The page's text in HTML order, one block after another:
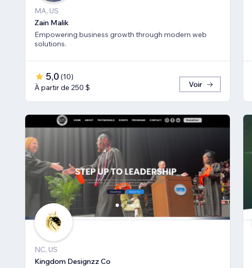
MA, US
Zain Malik
Empowering business growth through modern web
solutions.
5,0 (10)
À partir de 250 $
Voir
NC, US
Kingdom Designzz Co